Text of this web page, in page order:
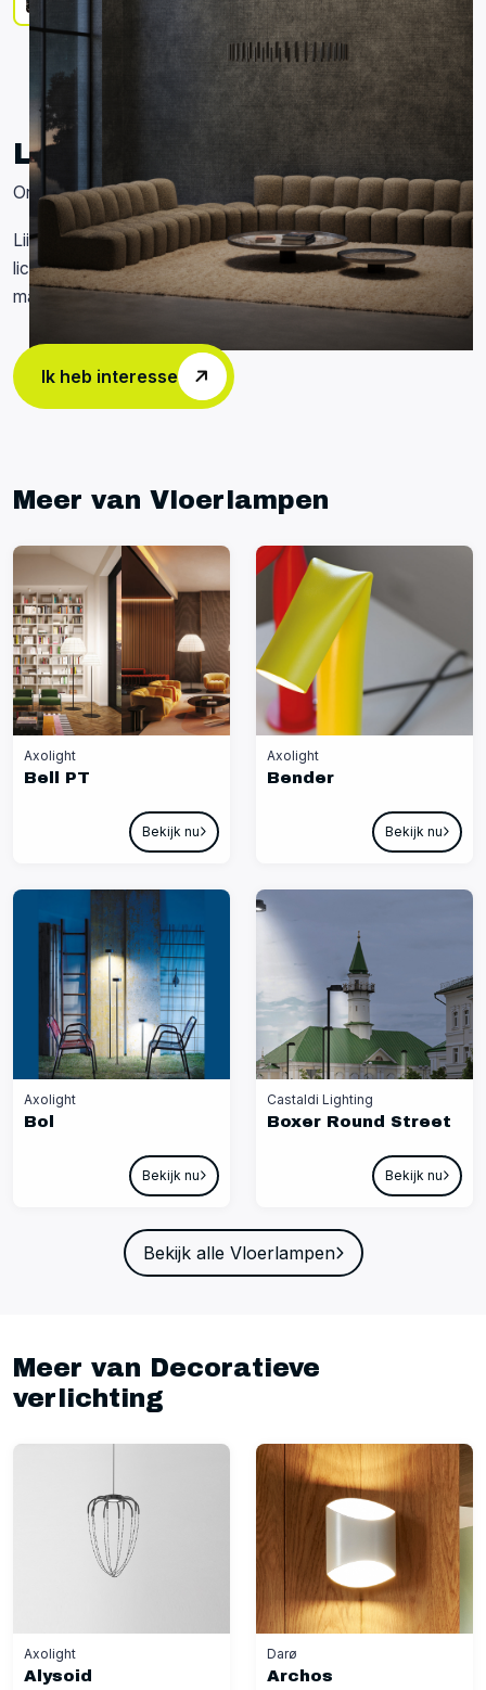
Liiu Lighting System
Ontwerper:VANTOT
Liiu Lighting System van Luceplan is een volledig maatwerk
lichtsysteem. Bij PD Lighting helpen wij je graag een
maatwerk ontwerp maken.
Ik heb interesse
Meer van Vloerlampen
Axolight
Bell PT
Bekijk nu
Axolight
Bender
Bekijk nu
Axolight
Bol
Bekijk nu
Castaldi Lighting
Boxer Round Street
Bekijk nu
Bekijk alle Vloerlampen
Meer van Decoratieve
verlichting
Axolight
Alysoid
Darø
Archos